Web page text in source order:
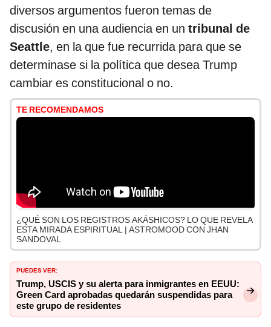
diversos argumentos fueron temas de
discusión en una audiencia en un tribunal de
Seattle, en la que fue recurrida para que se
determinase si la política que desea Trump
cambiar es constitucional o no.
TE RECOMENDAMOS
¿QUÉ SON LOS REGISTROS AKÁSHICOS? LO QUE REVELA
ESTA MIRADA ESPIRITUAL | ASTROMOOD CON JHAN
SANDOVAL
PUEDES VER:
Trump, USCIS y su alerta para inmigrantes en EEUU:
Green Card aprobadas quedarán suspendidas para
este grupo de residentes